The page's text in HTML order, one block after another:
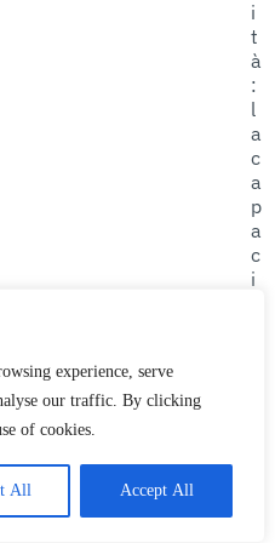
experience, serve
our traffic. By clicking
of cookies.
All Accept All
i
t
à
:
l
a
c
a
p
a
c
i